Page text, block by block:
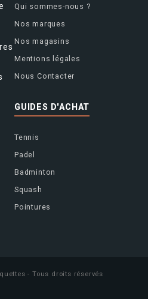
Qui sommes-nous ?
Nos marques
Nos magasins
Mentions légales
Nous Contacter
GUIDES D'ACHAT
Tennis
Padel
Badminton
Squash
Pointures
- Tous droits réservés